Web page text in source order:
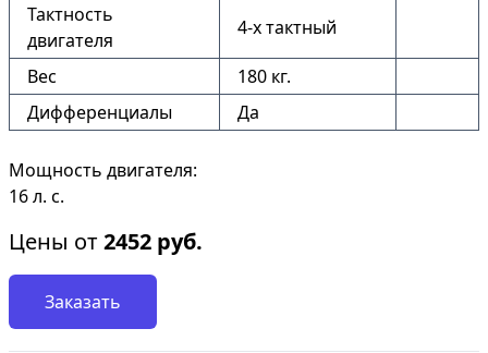
Тактность
двигателя
4-х тактный
Вес
180 кг.
Дифференциалы
Да
Мощность двигателя:
16 л. с.
Цены от2452 руб.
Заказать